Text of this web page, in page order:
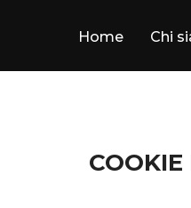
Home Chi